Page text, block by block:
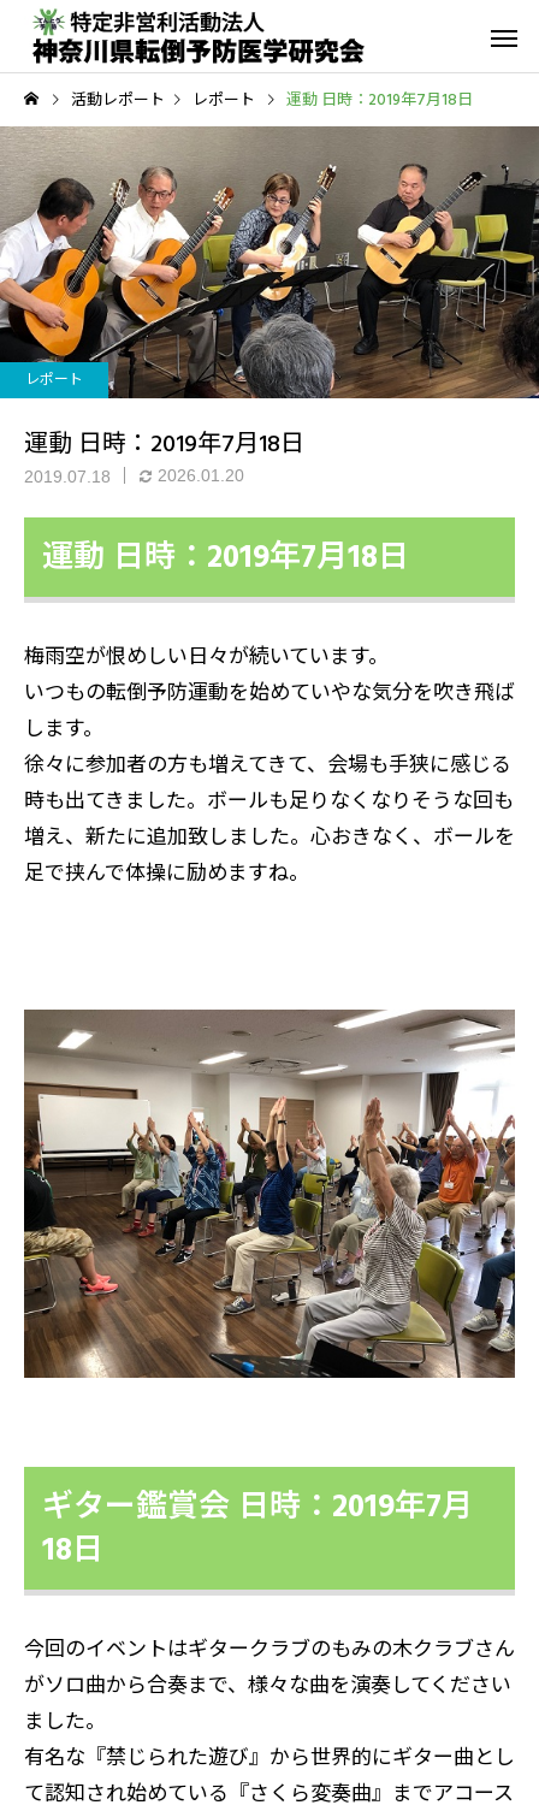
転倒予防教室 青葉GoGo
年間活動報告
2023年間活動報告
青葉GoGoクラブ
青葉GoGoクラブ
2月26日 落語の笑い
活動レポート レポート 運動 日時：2019年7月18日
レポート
運動 日時：2019年7月18日
2019.07.18 2026.01.20
運動 日時：2019年7月18日
梅雨空が恨めしい日々が続いています。
いつもの転倒予防運動を始めていやな気分を吹き飛ば
します。
徐々に参加者の方も増えてきて、会場も手狭に感じる
時も出てきました。ボールも足りなくなりそうな回も
増え、新たに追加致しました。心おきなく、ボールを
足で挟んで体操に励めますね。
ギター鑑賞会 日時：2019年7月
18日
今回のイベントはギタークラブのもみの木クラブさん
がソロ曲から合奏まで、様々な曲を演奏してください
ました。
有名な『禁じられた遊び』から世界的にギター曲とし
て認知され始めている『さくら変奏曲』までアコース